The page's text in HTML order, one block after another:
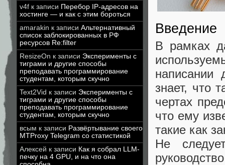
v4f к записи Перебор IP-адресов на
хостинге — и как с этим бороться
amarakin к записи Альтернативный
список заблокированных в РФ
ресурсов Re:filter
ResizeOn к записи Эксперименты с
тиграми и другие способы
преподавать программирование
студентам, которым скучно
Text2Vid к записи Эксперименты с
тиграми и другие способы
преподавать программирование
студентам, которым скучно
всым к записи Развёртывание своего
MTProxy Telegram со статистикой
Алексей к записи Как я собрал LLM-
печку на 4 GPU, и на что она
Введение
В рамках
написании
знает, что
чертах
что ему
такие как
Не